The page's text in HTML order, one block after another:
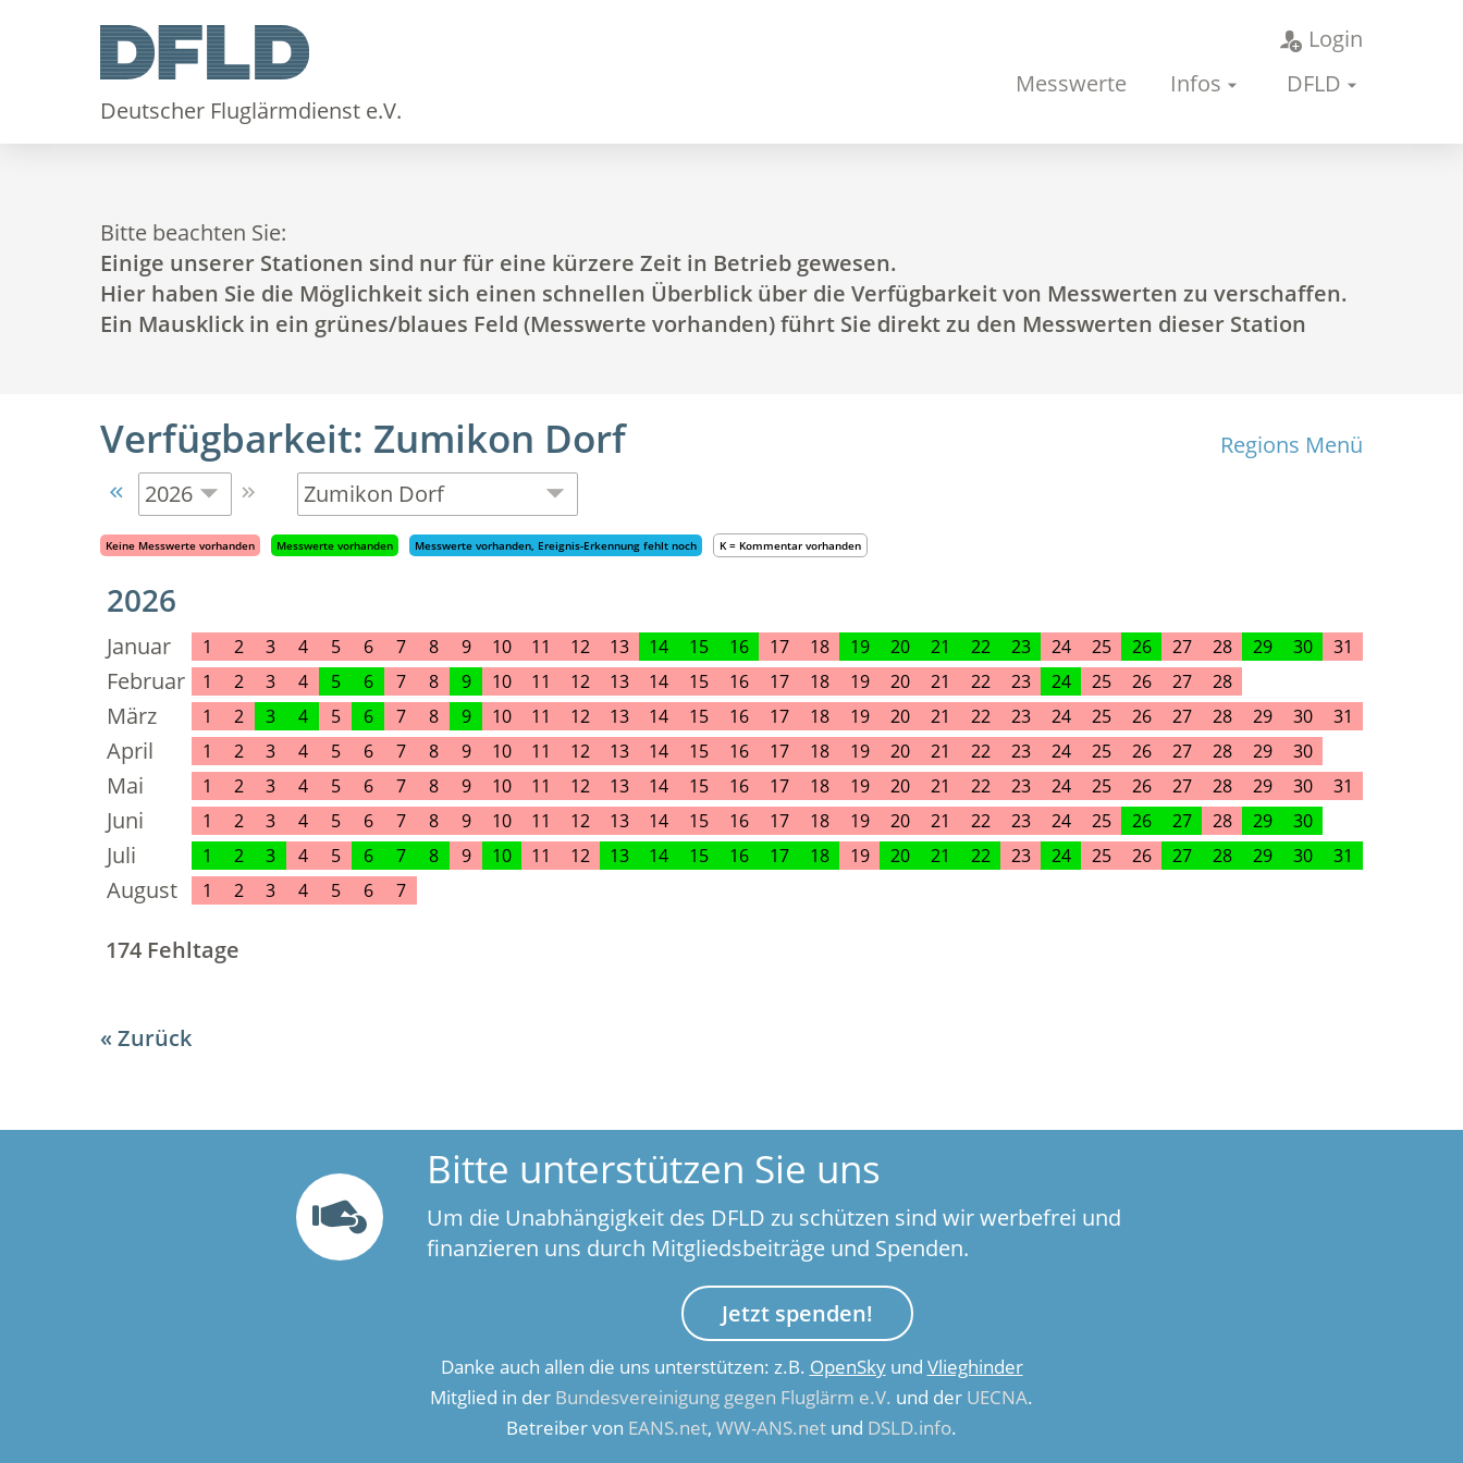
Deutscher Fluglärmdienst e.V.
Messwerte Infos DFLD
Login
Bitte beachten Sie:
Einige unserer Stationen sind nur für eine kürzere Zeit in Betrieb gewesen.
Hier haben Sie die Möglichkeit sich einen schnellen Überblick über die Verfügbarkeit von Messwerten zu verschaffen.
Ein Mausklick in ein grünes/blaues Feld (Messwerte vorhanden) führt Sie direkt zu den Messwerten dieser Station
Verfügbarkeit: Zumikon Dorf Regions Menü
 
Keine Messwerte vorhanden Messwerte vorhanden Messwerte vorhanden, Ereignis-Erkennung fehlt noch K = Kommentar vorhanden
2026
Januar 1 2 3 4 5 6 7 8 9 10 11 12 13 14 15 16 17 18 19 20 21 22 23 24 25 26 27 28 29 30 31
Februar 1 2 3 4 5 6 7 8 9 10 11 12 13 14 15 16 17 18 19 20 21 22 23 24 25 26 27 28
März 1 2 3 4 5 6 7 8 9 10 11 12 13 14 15 16 17 18 19 20 21 22 23 24 25 26 27 28 29 30 31
April 1 2 3 4 5 6 7 8 9 10 11 12 13 14 15 16 17 18 19 20 21 22 23 24 25 26 27 28 29 30
Mai 1 2 3 4 5 6 7 8 9 10 11 12 13 14 15 16 17 18 19 20 21 22 23 24 25 26 27 28 29 30 31
Juni 1 2 3 4 5 6 7 8 9 10 11 12 13 14 15 16 17 18 19 20 21 22 23 24 25 26 27 28 29 30
Juli 1 2 3 4 5 6 7 8 9 10 11 12 13 14 15 16 17 18 19 20 21 22 23 24 25 26 27 28 29 30 31
August 1 2 3 4 5 6 7
174 Fehltage
Zurück
Bitte unterstützen Sie uns
Um die Unabhängigkeit des DFLD zu schützen sind wir werbefrei und
finanzieren uns durch Mitgliedsbeiträge und Spenden.
Jetzt spenden!
Danke auch allen die uns unterstützen: z.B. OpenSkyund Vlieghinder
Mitglied in der Bundesvereinigung gegen Fluglärm e.V. und der UECNA.
Betreiber von EANS.net, WW-ANS.net und DSLD.info.